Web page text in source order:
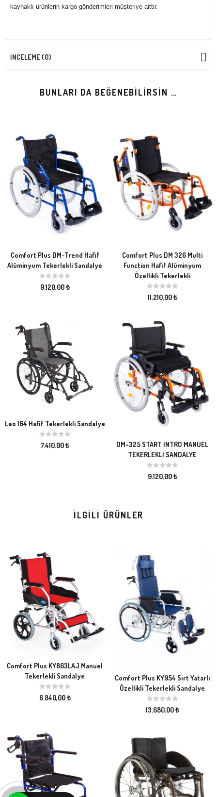
kaynaklı ürünlerin kargo gönderimleri müşteriye aittir.
İNCELEME (0)
BUNLARI DA BEĞENEBILIRSIN …
Comfort Plus DM-Trend Hafif
Alüminyum Tekerlekli Sandalye
9.120,00₺
Comfort Plus DM 326 Multi
Function Hafif Alüminyum
Özellikli Tekerlekli
11.210,00₺
Leo 164 Hafif Tekerlekli Sandalye
7.410,00₺
DM-325 START İNTRO MANUEL
TEKERLEKLİ SANDALYE
9.120,00₺
İLGILI ÜRÜNLER
Comfort Plus KY863LAJ Manuel
Tekerlekli Sandalye
6.840,00₺
Comfort Plus KY954 Sırt Yatarlı
Özellikli Tekerlekli Sandalye
13.680,00₺